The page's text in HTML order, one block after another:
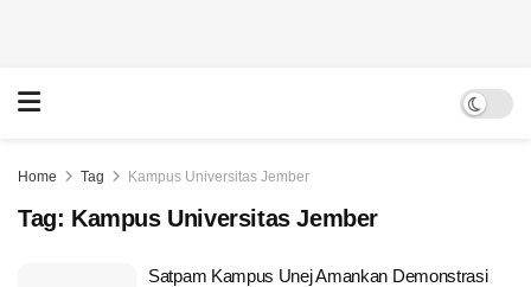
Home Tag Kampus Universitas Jember
Tag: Kampus Universitas Jember
Satpam Kampus Unej Amankan Demonstrasi